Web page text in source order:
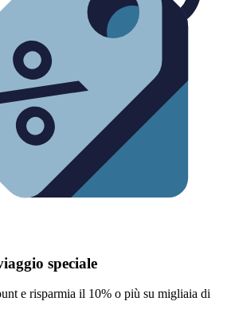
speciale
e risparmia il 10% o più su migliaia di